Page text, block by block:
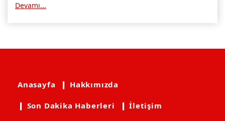
Devamı...
Anasayfa ❙ Hakkımızda
❙ Son Dakika Haberleri ❙ İletişim